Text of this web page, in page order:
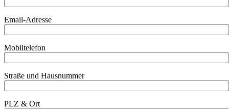
Email-Adresse
Mobiltelefon
Straße und Hausnummer
PLZ & Ort